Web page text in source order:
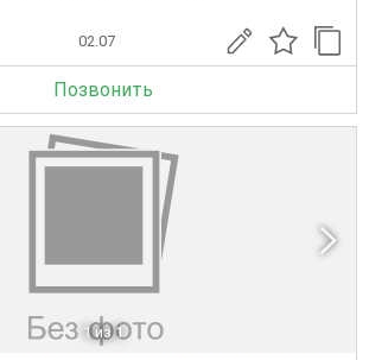
02.07
Позвонить
1 из 1